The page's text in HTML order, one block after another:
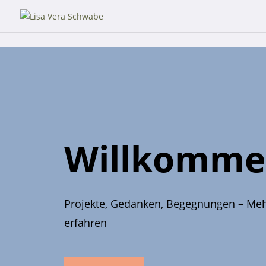
Projekte, Gedanken, Begegnungen –
erfahren